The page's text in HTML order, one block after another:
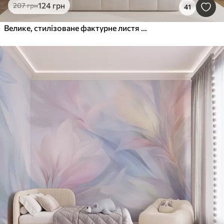
207грн124 грн 41
Велике, стилізоване фактурне листя з деталізованими прожилками у різних відтінках зеленого, кремового та бежевого